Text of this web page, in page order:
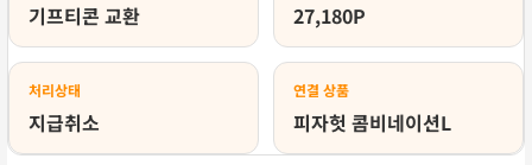
기프티콘 교환 27,180P
처리상태
지급취소
연결 상품
피자헛 콤비네이션L